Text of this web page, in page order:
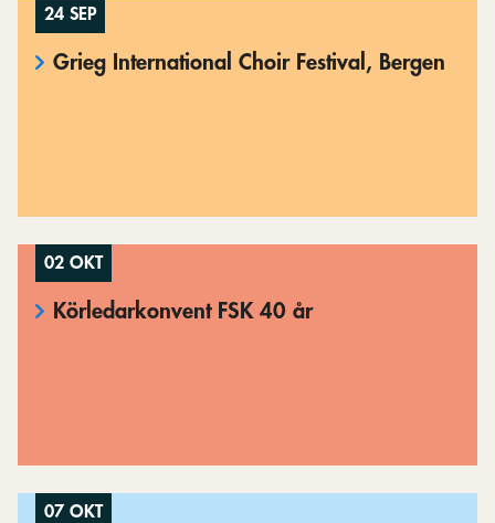
24 SEP
Grieg International Choir Festival, Bergen
02 OKT
Körledarkonvent FSK 40 år
07 OKT